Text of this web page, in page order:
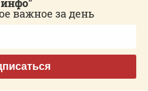
инфо"
важное за день